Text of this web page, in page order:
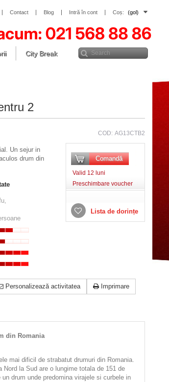
Coș: (gol)
Intră în cont
Blog
Contact
City Break
2
Un sejur in
drum din
COD: AG13CTB2
Comandă
Valid 12 luni
Preschimbare voucher
Lista de dorințe
Personalizează activitatea Imprimare
din Romania
mai dificil de strabatut drumuri din Romania.
la Sud are o lungime totala de 151 de
drum unde predomina virajele si curbele in